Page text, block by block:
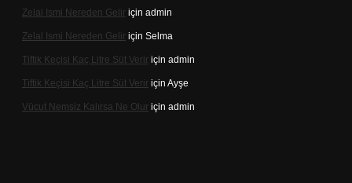
Zelal Ismi Nereden Gelir için admin
Zelal Ismi Nereden Gelir için Selma
Tiftik Keçisi Kaç Litre Süt Verir için admin
Tiftik Keçisi Kaç Litre Süt Verir için Ayşe
Vücut Nemsiz Kalırsa Ne Olur için admin